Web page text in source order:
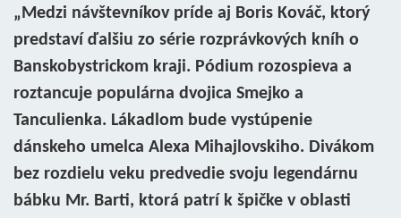
„Medzi návštevníkov príde aj Boris Kováč, ktorý
predstaví ďalšiu zo série rozprávkových kníh o
Banskobystrickom kraji. Pódium rozospieva a
roztancuje populárna dvojica Smejko a
Tanculienka. Lákadlom bude vystúpenie
dánskeho umelca Alexa Mihajlovskiho. Divákom
bez rozdielu veku predvedie svoju legendárnu
bábku Mr. Barti, ktorá patrí k špičke v oblasti